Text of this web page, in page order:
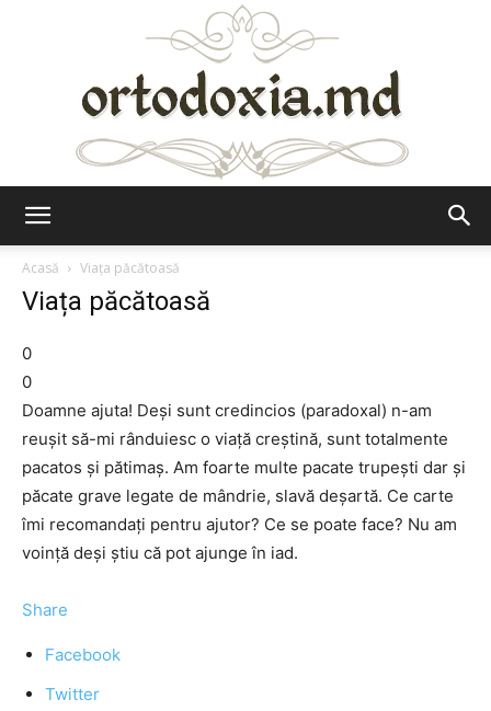
Acasă
Viața păcătoasă
Viața păcătoasă
0
0
Doamne ajuta! Deși sunt credincios (paradoxal) n-am
reușit să-mi rânduiesc o viață creștină, sunt totalmente
pacatos și pătimaș. Am foarte multe pacate trupești dar și
păcate grave legate de mândrie, slavă deșartă. Ce carte
îmi recomandați pentru ajutor? Ce se poate face? Nu am
voință deși știu că pot ajunge în iad.
Share
Facebook
Twitter